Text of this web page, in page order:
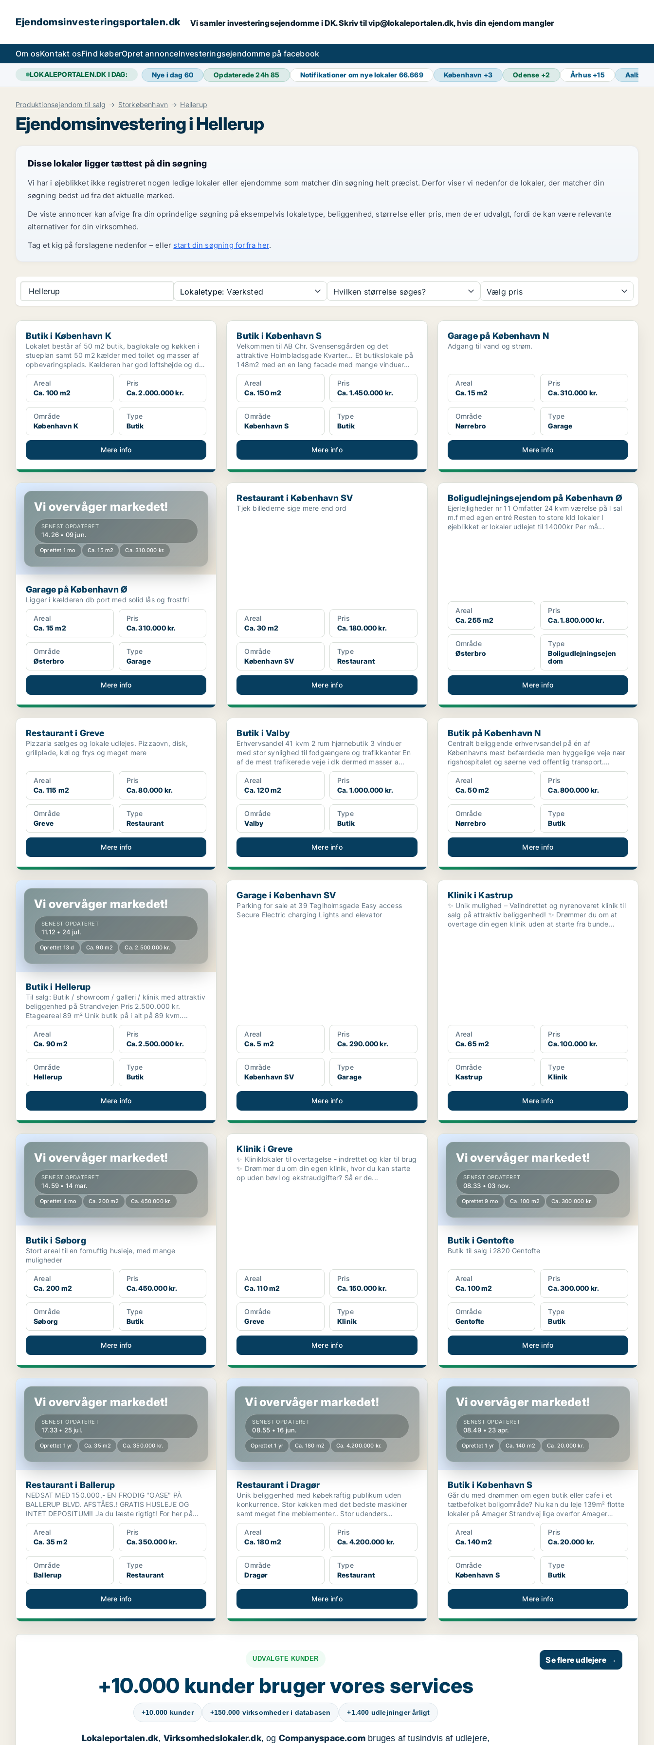
Ejendomsinvesteringsportalen.dk Vi samler investeringsejendomme i DK. Skriv til vip@lokaleportalen.dk, hvis din ejendom mangler
Om osKontakt osFind køberOpret annonceInvesteringsejendomme på facebook
LOKALEPORTALEN.DK I DAG: Nye i dag 60 Opdaterede 24h85 Notifikationer om nye lokaler 66.669 København +3 Odense +2 Århus +15 Aalborg
Produktionsejendom til salg Storkøbenhavn Hellerup
Ejendomsinvestering i Hellerup
Disse lokaler ligger tættest på din søgning
Vi har i øjeblikket ikke registreret nogen ledige lokaler eller ejendomme som matcher din søgning helt præcist. Derfor viser vi nedenfor de lokaler, der matcher din
søgning bedst ud fra det aktuelle marked.
De viste annoncer kan afvige fra din oprindelige søgning på eksempelvis lokaletype, beliggenhed, størrelse eller pris, men de er udvalgt, fordi de kan være relevante
alternativer for din virksomhed.
Tag et kig på forslagene nedenfor – eller start din søgning forfra her.
Hellerup Lokaletype: Værksted Hvilken størrelse søges? Vælg pris
Butik i København K
Butik i København K
Lokalet består af 50 m2 butik, baglokale og køkken i
stueplan samt 50 m2 kælder med toilet og masser af
opbevaringsplads. Kælderen har god loftshøjde og der
...
Areal
Ca. 100 m2
Pris
Ca. 2.000.000 kr.
Område
København K
Type
Butik
Mere info
Butik i København S
Butik i København S
Velkommen til AB Chr. Svensensgården og det
attraktive Holmbladsgade Kvarter... Et butikslokale på
148m2 med en en lang facade med mange vinduer
mod Holmb...
Areal
Ca. 150 m2
Pris
Ca. 1.450.000 kr.
Område
København S
Type
Butik
Mere info
Garage på København N
Garage på København N
Adgang til vand og strøm.
Areal
Ca. 15 m2
Pris
Ca. 310.000 kr.
Område
Nørrebro
Type
Garage
Mere info
Garage på København Ø
Vi overvåger markedet!
SENEST OPDATERET
14.26 • 09 jun.
Oprettet 1 mo Ca. 15 m2 Ca. 310.000 kr.
Garage på København Ø
Ligger i kælderen db port med solid lås og frostfri
Areal
Ca. 15 m2
Pris
Ca. 310.000 kr.
Område
Østerbro
Type
Garage
Mere info
Restaurant i København SV
Restaurant i København SV
Tjek billederne sige mere end ord
Areal
Ca. 30 m2
Pris
Ca. 180.000 kr.
Område
København SV
Type
Restaurant
Mere info
Boligudlejningsejendom på København Ø
Boligudlejningsejendom på København Ø
Ejerlejligheder nr 11 Omfatter 24 kvm værelse på l sal
m.f med egen entré Resten to store kld lokaler I
øjeblikket er lokaler udlejet til 14000kr Per må...
Areal
Ca. 255 m2
Pris
Ca. 1.800.000 kr.
Område
Østerbro
Type
Boligudlejningsejen
dom
Mere info
Restaurant i Greve
Restaurant i Greve
Pizzaria sælges og lokale udlejes. Pizzaovn, disk,
grillplade, køl og frys og meget mere
Areal
Ca. 115 m2
Pris
Ca. 80.000 kr.
Område
Greve
Type
Restaurant
Mere info
Butik i Valby
Butik i Valby
Erhvervsandel 41 kvm 2 rum hjørnebutik 3 vinduer
med stor synlighed til fodgængere og trafikkanter En
af de mest trafikerede veje i dk dermed masser a...
Areal
Ca. 120 m2
Pris
Ca. 1.000.000 kr.
Område
Valby
Type
Butik
Mere info
Butik på København N
Butik på København N
Centralt beliggende erhvervsandel på én af
Københavns mest befærdede men hyggelige veje nær
rigshospitalet og søerne ved offentlig transport.
Lokalerne er be...
Areal
Ca. 50 m2
Pris
Ca. 800.000 kr.
Område
Nørrebro
Type
Butik
Mere info
Butik i Hellerup
Vi overvåger markedet!
SENEST OPDATERET
11.12 • 24 jul.
Oprettet 13 d Ca. 90 m2 Ca. 2.500.000 kr.
Butik i Hellerup
Til salg: Butik / showroom / galleri / klinik med attraktiv
beliggenhed på Strandvejen Pris 2.500.000 kr.
Etageareal 89 m² Unik butik på i alt på 89 kvm....
Areal
Ca. 90 m2
Pris
Ca. 2.500.000 kr.
Område
Hellerup
Type
Butik
Mere info
Garage i København SV
Garage i København SV
Parking for sale at 39 Teglholmsgade Easy access
Secure Electric charging Lights and elevator
Areal
Ca. 5 m2
Pris
Ca. 290.000 kr.
Område
København SV
Type
Garage
Mere info
Klinik i Kastrup
Klinik i Kastrup
✨ Unik mulighed – Velindrettet og nyrenoveret klinik til
salg på attraktiv beliggenhed! ✨ Drømmer du om at
overtage din egen klinik uden at starte fra bunde...
Areal
Ca. 65 m2
Pris
Ca. 100.000 kr.
Område
Kastrup
Type
Klinik
Mere info
Butik i Søborg
Vi overvåger markedet!
SENEST OPDATERET
14.59 • 14 mar.
Oprettet 4 mo Ca. 200 m2 Ca. 450.000 kr.
Butik i Søborg
Stort areal til en fornuftig husleje, med mange
muligheder
Areal
Ca. 200 m2
Pris
Ca. 450.000 kr.
Område
Søborg
Type
Butik
Mere info
Klinik i Greve
Klinik i Greve
✨ Kliniklokaler til overtagelse - indrettet og klar til brug
✨ Drømmer du om din egen klinik, hvor du kan starte
op uden bøvl og ekstraudgifter? Så er de...
Areal
Ca. 110 m2
Pris
Ca. 150.000 kr.
Område
Greve
Type
Klinik
Mere info
Butik i Gentofte
Vi overvåger markedet!
SENEST OPDATERET
08.33 • 03 nov.
Oprettet 9 mo Ca. 100 m2 Ca. 300.000 kr.
Butik i Gentofte
Butik til salg i 2820 Gentofte
Areal
Ca. 100 m2
Pris
Ca. 300.000 kr.
Område
Gentofte
Type
Butik
Mere info
Restaurant i Ballerup
Vi overvåger markedet!
SENEST OPDATERET
17.33 • 25 jul.
Oprettet 1 yr Ca. 35 m2 Ca. 350.000 kr.
Restaurant i Ballerup
NEDSAT MED 150.000,- EN FRODIG "OASE" PÅ
BALLERUP BLVD. AFSTÅES.! GRATIS HUSLEJE OG
INTET DEPOSITUM!! Ja du læste rigtigt! For her på
Ballerup Blvd. 8...
Areal
Ca. 35 m2
Pris
Ca. 350.000 kr.
Område
Ballerup
Type
Restaurant
Mere info
Restaurant i Dragør
Vi overvåger markedet!
SENEST OPDATERET
08.55 • 16 jun.
Oprettet 1 yr Ca. 180 m2 Ca. 4.200.000 kr.
Restaurant i Dragør
Unik beliggenhed med købekraftig publikum uden
konkurrence. Stor køkken med det bedste maskiner
samt meget fine møblementer.. Stor udendørs
servering, privat...
Areal
Ca. 180 m2
Pris
Ca. 4.200.000 kr.
Område
Dragør
Type
Restaurant
Mere info
Butik i København S
Vi overvåger markedet!
SENEST OPDATERET
08.49 • 23 apr.
Oprettet 1 yr Ca. 140 m2 Ca. 20.000 kr.
Butik i København S
Går du med drømmen om egen butik eller cafe i et
tætbefolket boligområde? Nu kan du leje 139m² flotte
lokaler på Amager Strandvej lige overfor Amager
Stran...
Areal
Ca. 140 m2
Pris
Ca. 20.000 kr.
Område
København S
Type
Butik
Mere info
UDVALGTE KUNDER
+10.000 kunder bruger vores services
+10.000 kunder +150.000 virksomheder i databasen +1.400 udlejninger årligt
Lokaleportalen.dk, Virksomhedslokaler.dk, og Companyspace.combruges af tusindvis af udlejere,
Se flere udlejere →